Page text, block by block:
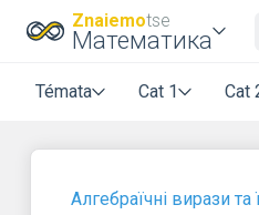
Znaiemotse
Математика
Témata Cat 1 Cat
Алгебраїчні вирази та